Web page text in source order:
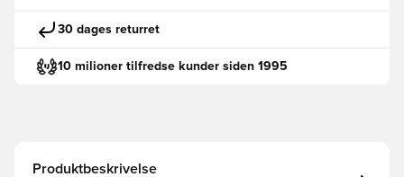
30 dages returret
10 milioner tilfredse kunder siden 1995
Produktbeskrivelse